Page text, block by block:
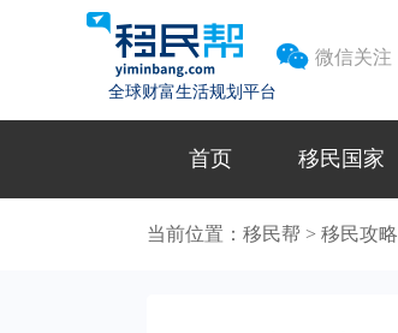
全球财富生活规划平台
 微信关注
首页 移民国家
当前位置： 移民帮 > 移民攻略